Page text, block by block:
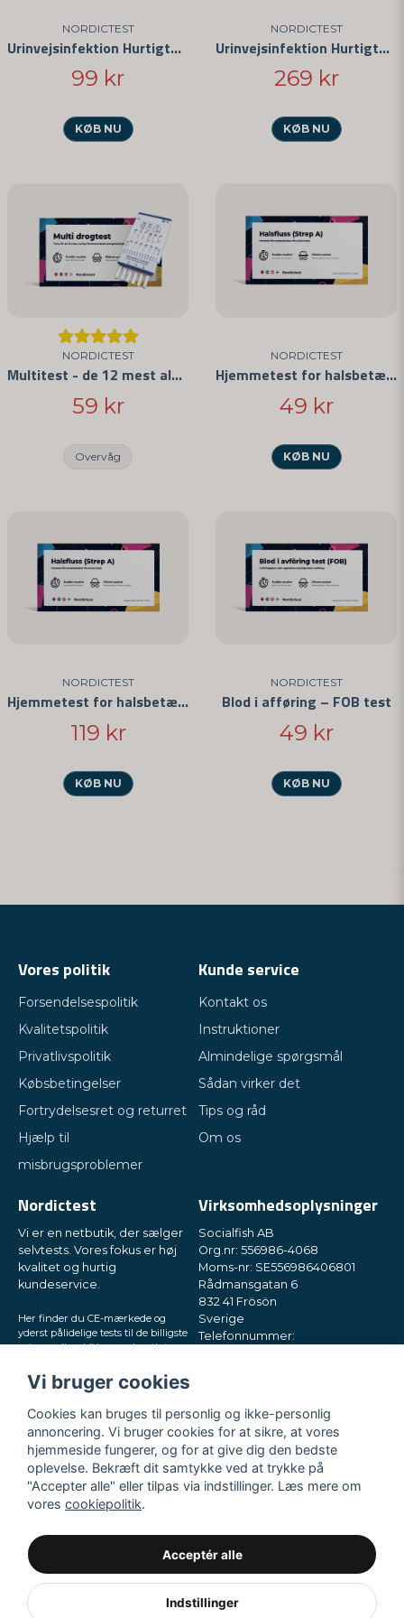
NORDICTEST
Urinvejsinfektion Hurtigtest 5-pak
99 kr
KØB NU
NORDICTEST
Urinvejsinfektion Hurtigtest 25-pak
269 kr
KØB NU
NORDICTEST
Multitest - de 12 mest almindelige stoffer
59 kr
Overvåg
NORDICTEST
Hjemmetest for halsbetændelse
49 kr
KØB NU
NORDICTEST
Hjemmetest for halsbetændelse 3-pak
119 kr
KØB NU
NORDICTEST
Blod i afføring – FOB test
49 kr
KØB NU
Vores politik
Forsendelsespolitik
Kvalitetspolitik
Privatlivspolitik
Købsbetingelser
Fortrydelsesret og returret
Hjælp til
misbrugsproblemer
Kunde service
Kontakt os
Instruktioner
Almindelige spørgsmål
Sådan virker det
Tips og råd
Om os
Nordictest
Vi er en netbutik, der sælger
selvtests. Vores fokus er høj
kvalitet og hurtig
kundeservice.
Her finder du CE-mærkede og
yderst pålidelige tests til de billigste
priser online. Vi leverer hurtigt
diskrete pakker. Prøv os!
Virksomhedsoplysninger
Socialfish AB
Org.nr: 556986-4068
Moms-nr: SE556986406801
Rådmansgatan 6
832 41 Frösön
Sverige
Telefonnummer:
Man-fre kl. 10-17
Vi bruger cookies
Cookies kan bruges til personlig og ikke-personlig
annoncering. Vi bruger cookies for at sikre, at vores
hjemmeside fungerer, og for at give dig den bedste
oplevelse. Bekræft dit samtykke ved at trykke på
"Accepter alle" eller tilpas via indstillinger. Læs mere om
vores cookiepolitik.
Acceptér alle
Indstillinger